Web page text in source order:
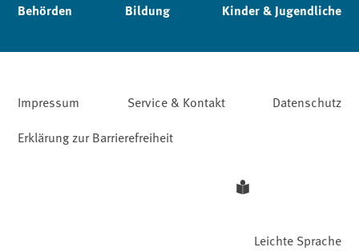
Behörden Bildung Kinder & Jugendliche
Impressum Service & Kontakt
Datenschutz
Erklärung zur Barrierefreiheit
Leichte Sprache